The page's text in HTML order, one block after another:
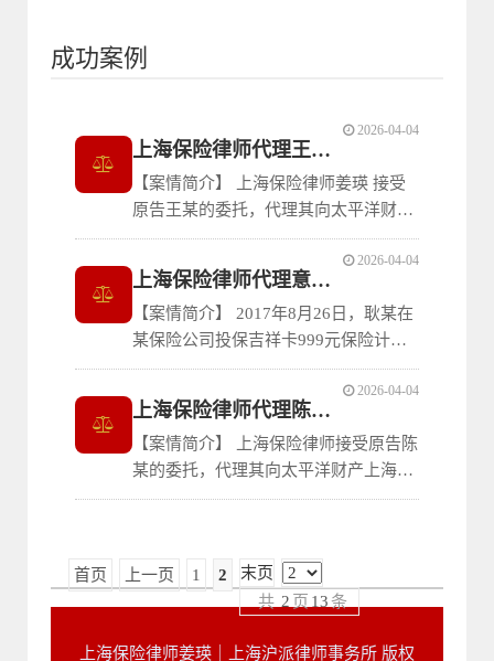
成功案例
上海保险律师代理王某诉太平洋团体意外伤害
【案情简介】 上海保险律师姜瑛 接受
原告王某的委托，代理其向太平洋财产
上海分公司要求理赔团体意外伤害险项
下的保险赔偿金。2014年11月25日，上
海某网络工程有限公司在被告处为原告
王某等员工购买了人身保险，投保了团
体人身意外伤害保险、附加法定伤残鉴
2026-04-04
上海保险律师代理意外险死因不明案
【案情简介】 2017年8月26日，耿某在
某保险公司投保吉祥卡999元保险计
划，被保险人为其本人，其中意外身故
保险金额480,000元。身故保险金受益
人为法定继承人。保险期间为2017年8
月26日零时起至2018年8月25日二十四
时止。2017年10月16日晚，被保险人耿
某爬上
2026-04-04
上海保险律师代理陈某诉太平洋车损险纠纷案
【案情简介】 上海保险律师接受原告陈
某的委托，代理其向太平洋财产上海分
公司要求理赔车损险项下的保险赔偿
了机动车交通事故责任强制保险、车辆
损失险、第三者责任险，附加不计免赔
2026-04-04
首页 上一页 1 2
末页
共 2 页 13 条
上海保险律师姜瑛｜上海沪派律师事务所 版权